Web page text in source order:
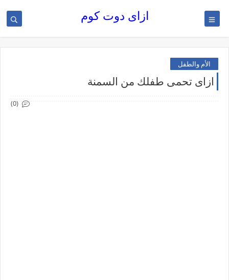
ازاى دوت كوم
الأم والطفل
ازاى تحمى طفلك من السمنة
(0)